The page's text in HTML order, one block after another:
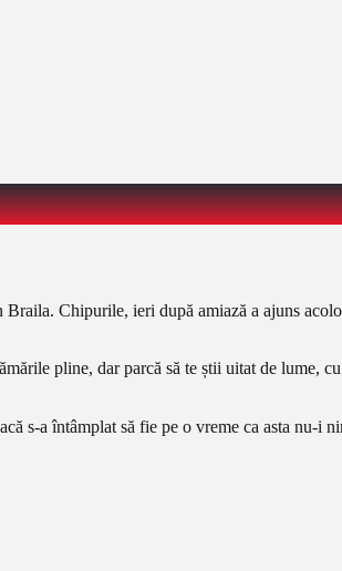
Chipurile, ieri după amiază a ajuns
pline, dar parcă să te știi uitat de lume,
s-a întâmplat să fie pe o vreme ca asta nu-i